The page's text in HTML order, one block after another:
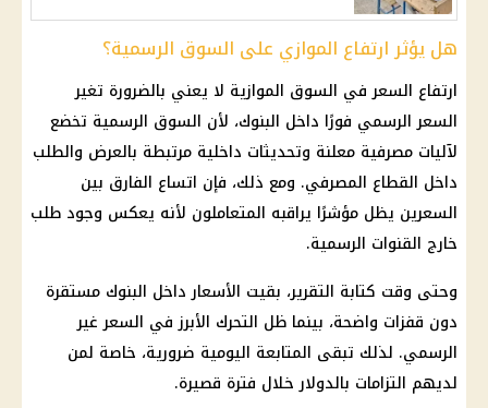
هل يؤثر ارتفاع الموازي على السوق الرسمية؟
ارتفاع السعر في السوق الموازية لا يعني بالضرورة تغير
السعر الرسمي فورًا داخل البنوك، لأن السوق الرسمية تخضع
لآليات مصرفية معلنة وتحديثات داخلية مرتبطة بالعرض والطلب
داخل القطاع المصرفي. ومع ذلك، فإن اتساع الفارق بين
السعرين يظل مؤشرًا يراقبه المتعاملون لأنه يعكس وجود طلب
خارج القنوات الرسمية.
وحتى وقت كتابة التقرير، بقيت الأسعار داخل البنوك مستقرة
دون قفزات واضحة، بينما ظل التحرك الأبرز في السعر غير
الرسمي. لذلك تبقى المتابعة اليومية ضرورية، خاصة لمن
لديهم التزامات بالدولار خلال فترة قصيرة.